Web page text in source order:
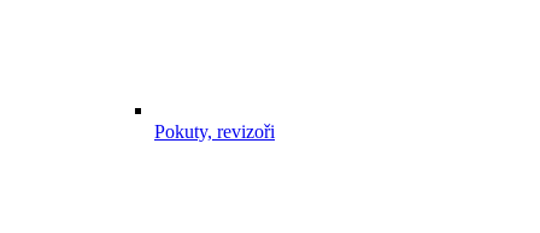
Pokuty, revizoři